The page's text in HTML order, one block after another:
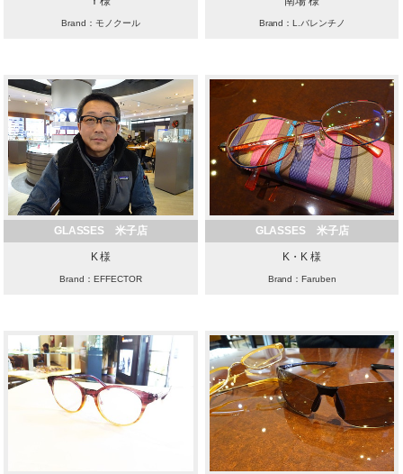
Brand：モノクール Brand：L.バレンチノ
GLASSES 米子店
K 様
Brand：EFFECTOR
GLASSES 米子店
K・K 様
Brand：Faruben